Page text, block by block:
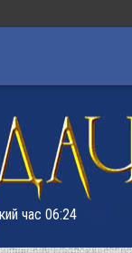
час 06:24